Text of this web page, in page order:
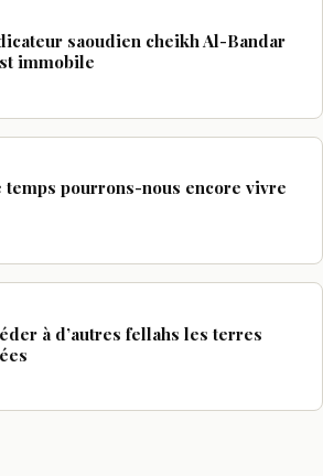
saoudien cheikh Al-Bandar
immobile
temps pourrons-nous encore vivre
à d’autres fellahs les terres